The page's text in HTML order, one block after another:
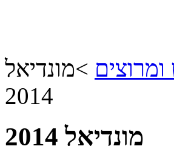
>מונדיאל
2014
מונדיאל 2014